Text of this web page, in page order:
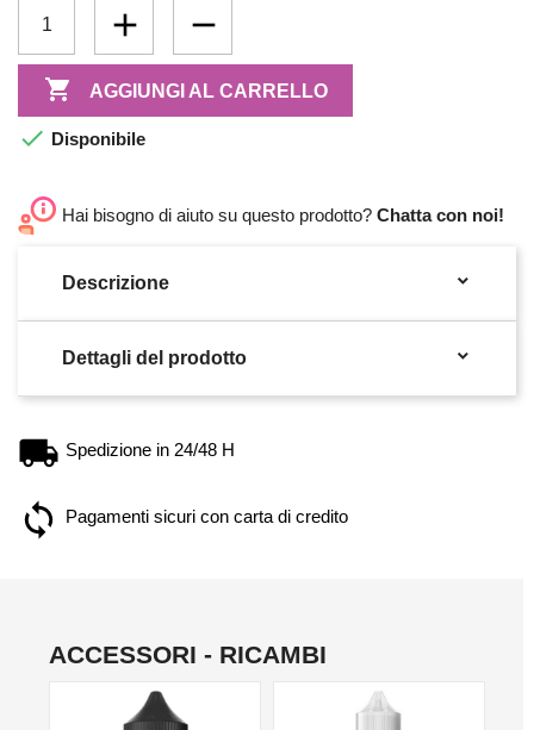
 AGGIUNGI AL CARRELLO
 Disponibile
Hai bisogno di aiuto su questo prodotto? Chatta con noi!
Descrizione 
Dettagli del prodotto 
Spedizione in 24/48 H
Pagamenti sicuri con carta di credito
ACCESSORI - RICAMBI